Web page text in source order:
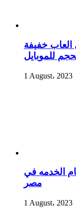
العاب خفيفة
للموبايل
1 August، 2023
الخدمه في
مصر
1 August، 2023